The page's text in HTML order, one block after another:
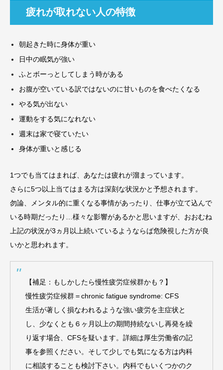
疲れが取れない人の特徴
朝起きた時に身体が重い
日中の眠気が強い
ふとボーっとしてしまう時がある
お腹が空いている訳ではないのに甘いものを食べたくなる
やる気が出ない
運動をする気になれない
週末は家で寝ていたい
身体が重いと感じる
1つでも当てはまれば、あなたは疲れが溜まっています。
さらに5つ以上当てはまる方は深刻な状況かと予想されます。
勿論、メンタル的に重くなる事情があったり、仕事が立て込んで
いる時期だったり…様々な影響があるかと思いますが、おおむね
上記の状況が3ヵ月以上続いているようならば危険視した方が良
いかと思われます。
【補足：もしかしたら慢性疲労症候群かも？】
慢性疲労症候群＝chronic fatigue syndrome: CFS
生活が著しく損なわれるような強い疲労を主症状と
し、少なくとも６ヶ月以上の期間持続ないし再発を繰
り返す場合、CFSを疑います。詳細は厚生労働省の記
事を参照ください。そして少しでも気になる方は内科
に相談することも検討下さい。内科でもいくつかのク